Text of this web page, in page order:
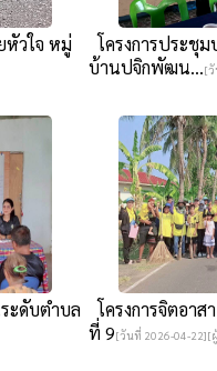
หัวใจ หมู่
โครงการประชุ
บ้านปจิกพัฒน...[วั
ะดับตำบล
โครงการจิตอา
ที่ 9[วันที่ 2026-04-22][